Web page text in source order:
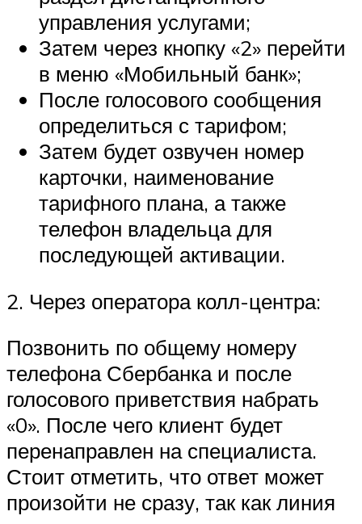
управления услугами;
Затем через кнопку «2» перейти
в меню «Мобильный банк»;
После голосового сообщения
определиться с тарифом;
Затем будет озвучен номер
карточки, наименование
тарифного плана, а также
телефон владельца для
последующей активации.
2. Через оператора колл-центра:
Позвонить по общему номеру
телефона Сбербанка и после
голосового приветствия набрать
«0». После чего клиент будет
перенаправлен на специалиста.
Стоит отметить, что ответ может
произойти не сразу, так как линия